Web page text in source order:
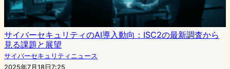
サイバーセキュリティのAI導入動向：ISC2の最新調査から
見る課題と展望
サイバーセキュリティニュース
2025年7月18日7:25